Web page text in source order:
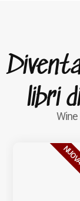
libri
Wine